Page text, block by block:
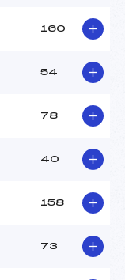
160
54
78
40
158
73